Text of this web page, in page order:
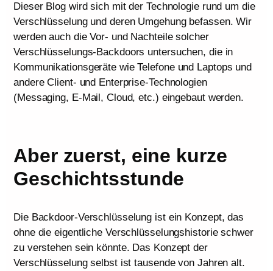
Dieser Blog wird sich mit der Technologie rund um die
Verschlüsselung und deren Umgehung befassen. Wir
werden auch die Vor- und Nachteile solcher
Verschlüsselungs-Backdoors untersuchen, die in
Kommunikationsgeräte wie Telefone und Laptops und
andere Client- und Enterprise-Technologien
(Messaging, E-Mail, Cloud, etc.) eingebaut werden.
Aber zuerst, eine kurze
Geschichtsstunde
Die Backdoor-Verschlüsselung ist ein Konzept, das
ohne die eigentliche Verschlüsselungshistorie schwer
zu verstehen sein könnte. Das Konzept der
Verschlüsselung selbst ist tausende von Jahren alt.